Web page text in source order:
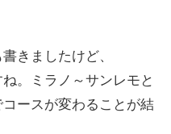
きましたけど、
。ミラノ～サンレモと
ースが変わることが結